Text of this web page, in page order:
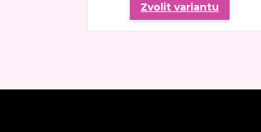
Zvolit variantu